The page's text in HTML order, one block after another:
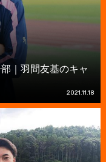
｜羽間友基のキャ
2021.11.18